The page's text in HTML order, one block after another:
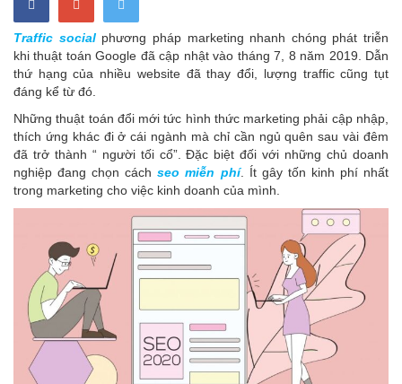
Traffic socialphương pháp marketing nhanh chóng phát triễn
khi thuật toán Google đã cập nhật vào tháng 7, 8 năm 2019. Dẫn
thứ hạng của nhiều website đã thay đổi, lượng traffic cũng tụt
đáng kể từ đó.
Những thuật toán đổi mới tức hình thức marketing phải cập nhập,
thích ứng khác đi ở cái ngành mà chỉ cần ngủ quên sau vài đêm
đã trở thành “ người tối cổ”. Đặc biệt đối với những chủ doanh
nghiệp đang chọn cáchseo miễn phí. Ít gây tốn kinh phí nhất
trong marketing cho việc kinh doanh của mình.